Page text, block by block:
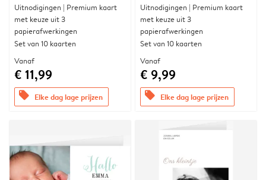
Uitnodigingen | Premium kaart
met keuze uit 3
papierafwerkingen
Set van 10 kaarten
Vanaf
€ 11,99
offers Elke dag lage prijzen
Uitnodigingen | Premium kaart
met keuze uit 3
papierafwerkingen
Set van 10 kaarten
Vanaf
€ 9,99
offers Elke dag lage prijzen